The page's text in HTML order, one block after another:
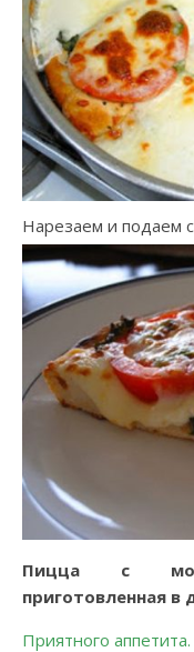
Нарезаем и подаем
Пицца с
приготовленная
Приятного аппетита.